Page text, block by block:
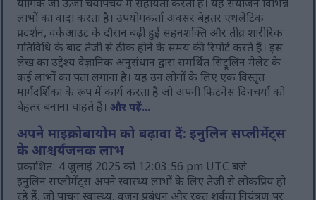
यौगिक जो ऊर्जा चयापचय में सहायता करता है। यह संयोजन विभिन्न
लाभों का वादा करता है। उपयोगकर्ता अक्सर बेहतर एथलेटिक
प्रदर्शन, वर्कआउट के दौरान बढ़ी हुई सहनशक्ति और तीव्र शारीरिक
गतिविधि के बाद तेजी से ठीक होने के समय की रिपोर्ट करते हैं। इस
लेख का उद्देश्य वैज्ञानिक अनुसंधान द्वारा समर्थित सिट्रूलिन मैलेट के
कई लाभों का पता लगाना है। यह उन लोगों के लिए एक विस्तृत
मार्गदर्शिका के रूप में कार्य करता है जो अपनी फिटनेस दिनचर्या को
बेहतर बनाना चाहते हैं।और पढ़ें...
अपने माइक्रोबायोम को बढ़ावा दें: इनुलिन सप्लीमेंट्स
के आश्चर्यजनक लाभ
प्रकाशित: 4 जुलाई 2025 को 12:03:56 pm UTC बजे
इनुलिन सप्लीमेंट्स अपने स्वास्थ्य लाभों के लिए तेजी से लोकप्रिय हो